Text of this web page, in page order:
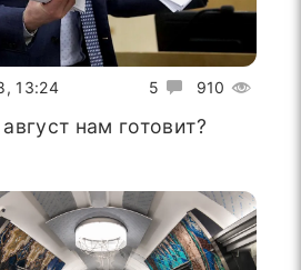
5 910
13:24
нам готовит?